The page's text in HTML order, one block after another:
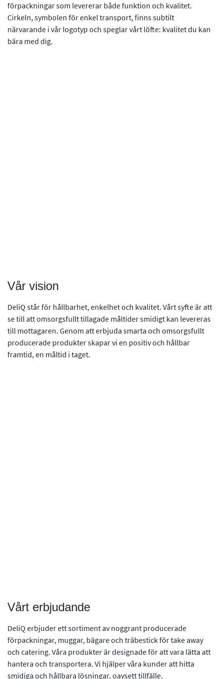
förpackningar som levererar både funktion och kvalitet.
Cirkeln, symbolen för enkel transport, finns subtilt
närvarande i vår logotyp och speglar vårt löfte: kvalitet du kan
bära med dig.
Vår vision
DeliQ står för hållbarhet, enkelhet och kvalitet. Vårt syfte är att
se till att omsorgsfullt tillagade måltider smidigt kan levereras
till mottagaren. Genom att erbjuda smarta och omsorgsfullt
producerade produkter skapar vi en positiv och hållbar
framtid, en måltid i taget.
Vårt erbjudande
DeliQ erbjuder ett sortiment av noggrant producerade
förpackningar, muggar, bägare och träbestick för take away
och catering. Våra produkter är designade för att vara lätta att
hantera och transportera. Vi hjälper våra kunder att hitta
smidiga och hållbara lösningar, oavsett tillfälle.